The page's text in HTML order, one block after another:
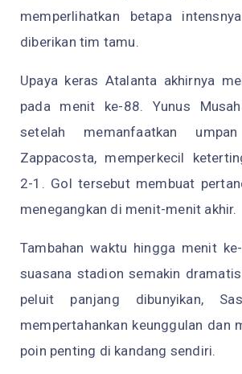
memperlihatkan betapa
diberikan tim tamu.
Upaya keras Atalanta akhirnya
pada menit ke-88. Yunus
setelah memanfaatkan
Zappacosta, memperkecil
2-1. Gol tersebut membuat
menegangkan di menit-menit akhir.
Tambahan waktu hingga menit
suasana stadion semakin
peluit panjang dibunyikan,
mempertahankan keunggulan dan
poin penting di kandang sendiri.